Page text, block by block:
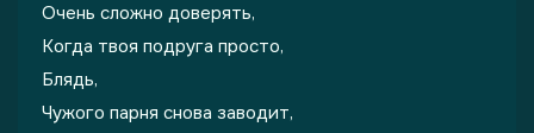
Очень сложно доверять,
Когда твоя подруга просто,
Блядь,
Чужого парня снова заводит,